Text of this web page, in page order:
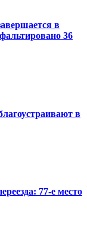
в
36
в
77-е место